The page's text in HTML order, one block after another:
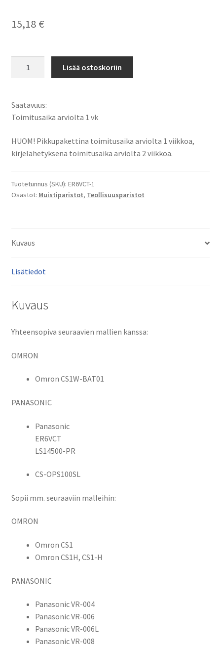
15,18 €
006,
VR-
008,
VR6,
VR8
3,6V
12,6Wh
LS14500-
CS-
Mitat:
x
Lisää ostoskoriin
Saatavuus:
Toimitusaika arviolta 1 vk
HUOM! Pikkupakettina toimitusaika arviolta 1 viikkoa,
kirjelähetyksenä toimitusaika arviolta 2 viikkoa.
Tuotetunnus (SKU): ER6VCT-1
Osastot: Muistiparistot, Teollisuusparistot
Kuvaus
Lisätiedot
Kuvaus
Yhteensopiva seuraavien mallien kanssa:
OMRON
Omron CS1W-BAT01
PANASONIC
Panasonic
ER6VCT
LS14500-PR
CS-OPS100SL
Sopii mm. seuraaviin malleihin:
OMRON
Omron CS1
Omron CS1H, CS1-H
PANASONIC
Panasonic VR-004
Panasonic VR-006
Panasonic VR-006L
Panasonic VR-008